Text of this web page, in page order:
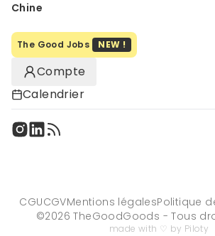
Chine
The Good Jobs NEW !
Compte
Calendrier
CGUCGVMentions légalesPolitique
©2026 TheGoodGoods - Tous
made with ♡ by Piloty